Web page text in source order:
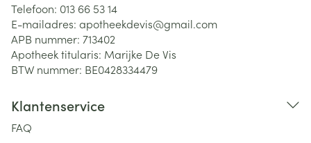
Telefoon: 013 66 53 14
E-mailadres: apotheekdevis@gmail.com
APB nummer: 713402
Apotheek titularis: Marijke De Vis
BTW nummer: BE0428334479
Klantenservice
FAQ